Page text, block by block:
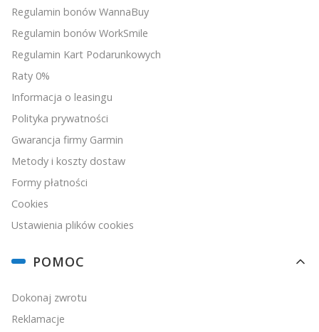
Regulamin bonów WannaBuy
Regulamin bonów WorkSmile
Regulamin Kart Podarunkowych
Raty 0%
Informacja o leasingu
Polityka prywatności
Gwarancja firmy Garmin
Metody i koszty dostaw
Formy płatności
Cookies
Ustawienia plików cookies
POMOC
Dokonaj zwrotu
Reklamacje